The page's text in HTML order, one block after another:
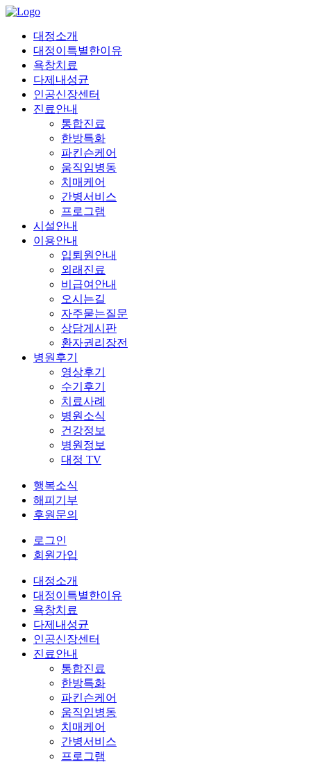
대정소개
대정이특별한이유
욕창치료
다제내성균
인공신장센터
진료안내
통합진료
한방특화
파킨슨케어
움직임병동
치매케어
간병서비스
프로그램
시설안내
이용안내
입퇴원안내
외래진료
비급여안내
오시는길
자주묻는질문
상담게시판
환자권리장전
병원후기
영상후기
수기후기
치료사례
병원소식
건강정보
병원정보
대정 TV
행복소식
해피기부
후원문의
로그인
회원가입
대정소개
대정이특별한이유
욕창치료
다제내성균
인공신장센터
진료안내
통합진료
한방특화
파킨슨케어
움직임병동
치매케어
간병서비스
프로그램